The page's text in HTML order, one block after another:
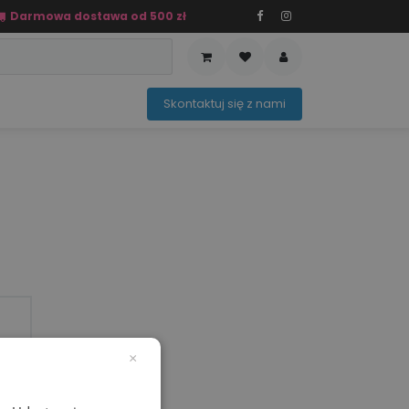
Darmowa dostawa od 500 zł
OFERTA SEZONOWASko​ntaktuj ​​​​się z nami​​​​
×